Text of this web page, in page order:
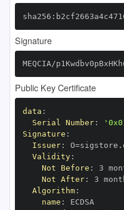
Signature
MEQCIA/
Public Key Certificate
data :
Serial Number:
Signature :
Issuer:
Validity:
Not Before : 3
Not After: 3
Algorithm:
name :